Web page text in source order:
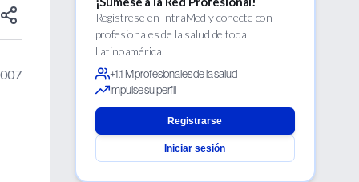
Regístrese en IntraMed y conecte con
profesionales de la salud de toda
Latinoamérica.
+1.1 M profesionales de la salud
Impulse su perfil
Registrarse
Iniciar sesión